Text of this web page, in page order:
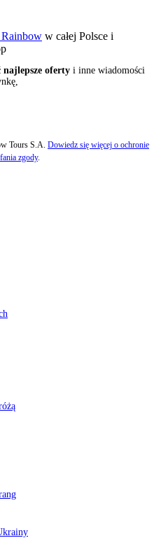
w całej Polsce i
oferty i inne wiadomości
Tours S.A. Dowiedz się więcej o ochronie
zgody.